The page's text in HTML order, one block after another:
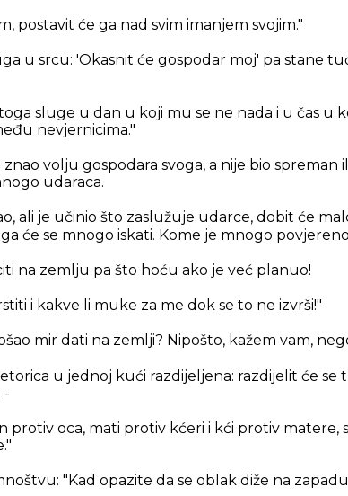
postavit će ga nad svim imanjem svojim."
u srcu: 'Okasnit će gospodar moj' pa stane
sluge u dan u koji mu se ne nada i u čas u
nevjernicima."
volju gospodara svoga, a nije bio spreman
udaraca.
ali je učinio što zaslužuje udarce, dobit će
će se mnogo iskati. Kome je mnogo
na zemlju pa što hoću ako je već planuo!
i kakve li muke za me dok se to ne izvrši!"
mir dati na zemlji? Nipošto, kažem vam,
u jednoj kući razdijeljena: razdijelit će se
-
protiv oca, mati protiv kćeri i kći protiv matere,
"Kad opazite da se oblak diže na zapadu,